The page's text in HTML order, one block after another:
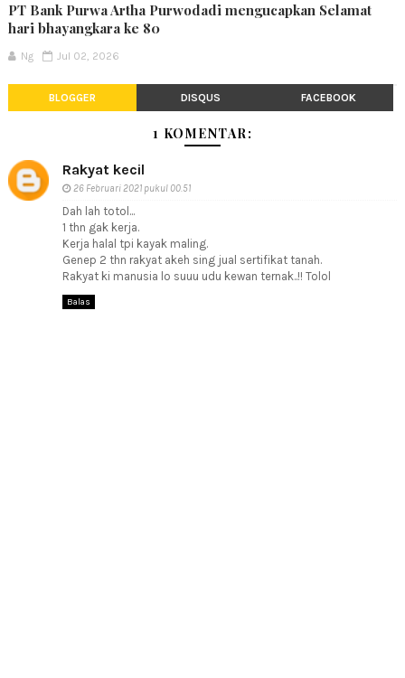
PT Bank Purwa Artha Purwodadi mengucapkan Selamat
hari bhayangkara ke 80
Ng Jul 02, 2026
BLOGGER DISQUS FACEBOOK
1 KOMENTAR:
Rakyat kecil
26 Februari 2021 pukul 00.51
Dah lah totol...
1 thn gak kerja.
Kerja halal tpi kayak maling.
Genep 2 thn rakyat akeh sing jual sertifikat tanah.
Rakyat ki manusia lo suuu udu kewan ternak..!! Tolol
Balas